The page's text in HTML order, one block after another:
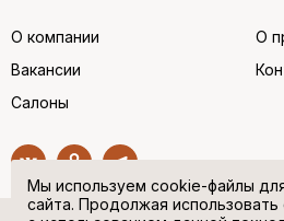
О компании
Вакансии
Салоны
О
Мы используем cookie-файлы
сайта. Продолжая